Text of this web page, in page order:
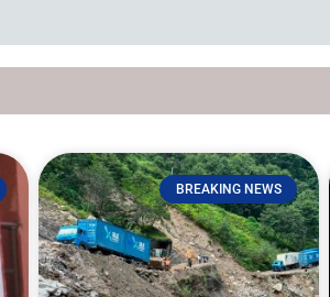
BREAKING NEWS